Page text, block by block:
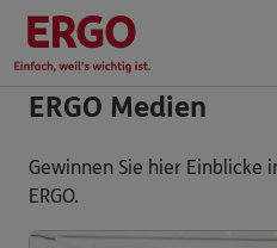
ERGO Medien
Gewinnen Sie hier Einblicke
ERGO.